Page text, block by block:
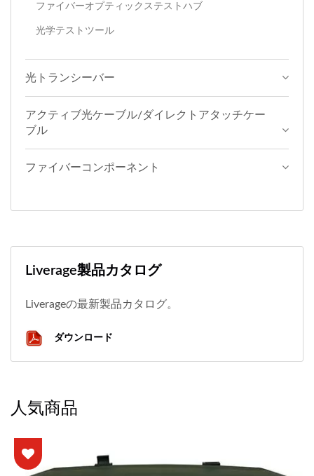
ファイバーオプティックステストハブ
光学テストツール
光トランシーバー
アクティブ光ケーブル/ダイレクトアタッチケー
ブル
ファイバーコンポーネント
Liverage製品カタログ
Liverageの最新製品カタログ。
ダウンロード
人気商品